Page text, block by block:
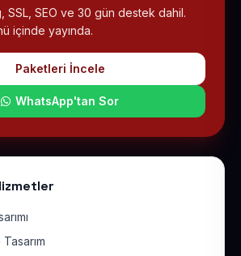
SSL, SEO ve 30 gün destek dahil.
içinde yayında.
Paketleri İncele
WhatsApp'tan Sor